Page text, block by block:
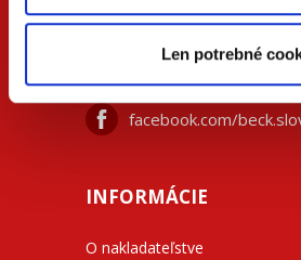
Len potrebné
+420 733 734 348
facebook.com/
INFORMÁCIE
O nakladateľstve